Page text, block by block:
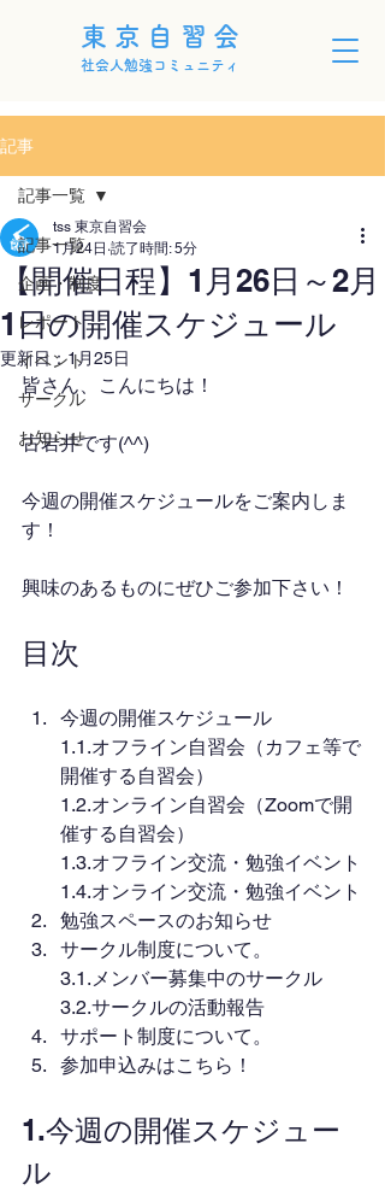
東京自習会
社会人勉強コミュニティ
記事
記事一覧
企画・制度
レポート
イベント
サークル
お知らせ
記事一覧
【開催日程】1月26日～2月
1日の開催スケジュール
tss 東京自習会
1月24日 読了時間: 5分
更新日：1月25日
皆さん、こんにちは！
古岩井です(^^)
今週の開催スケジュールをご案内しま
す！
興味のあるものにぜひご参加下さい！
目次
今週の開催スケジュール
1.1.オフライン自習会（カフェ等で
開催する自習会）
1.2.オンライン自習会（Zoomで開
催する自習会）
1.3.オフライン交流・勉強イベント
1.4.オンライン交流・勉強イベント
勉強スペースのお知らせ
サークル制度について。
3.1.メンバー募集中のサークル
3.2.サークルの活動報告
サポート制度について。
参加申込みはこちら！
1.今週の開催スケジュー
ル